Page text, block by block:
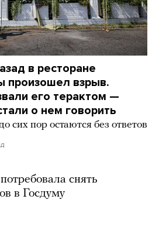
в ресторане
произошел взрыв.
его терактом —
о нем говорить
сих пор остаются без ответов
снять
в Госдуму